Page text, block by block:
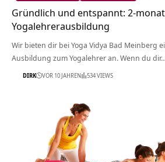
Gründlich und entspannt: 2-
Yogalehrerausbildung
Wir bieten dir bei Yoga Vidya Bad Meinberg
Ausbildung zum Yogalehrer an. Wenn du
DIRK VOR 10 JAHREN 534 VIEWS